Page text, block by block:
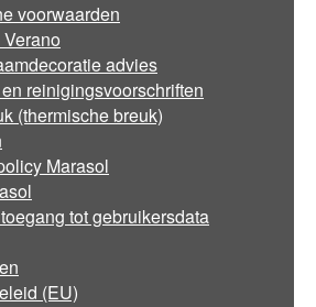
voorwaarden
advies
reinigingsvoorschriften
(thermische breuk)
Marasol
tot gebruikersdata
(EU)